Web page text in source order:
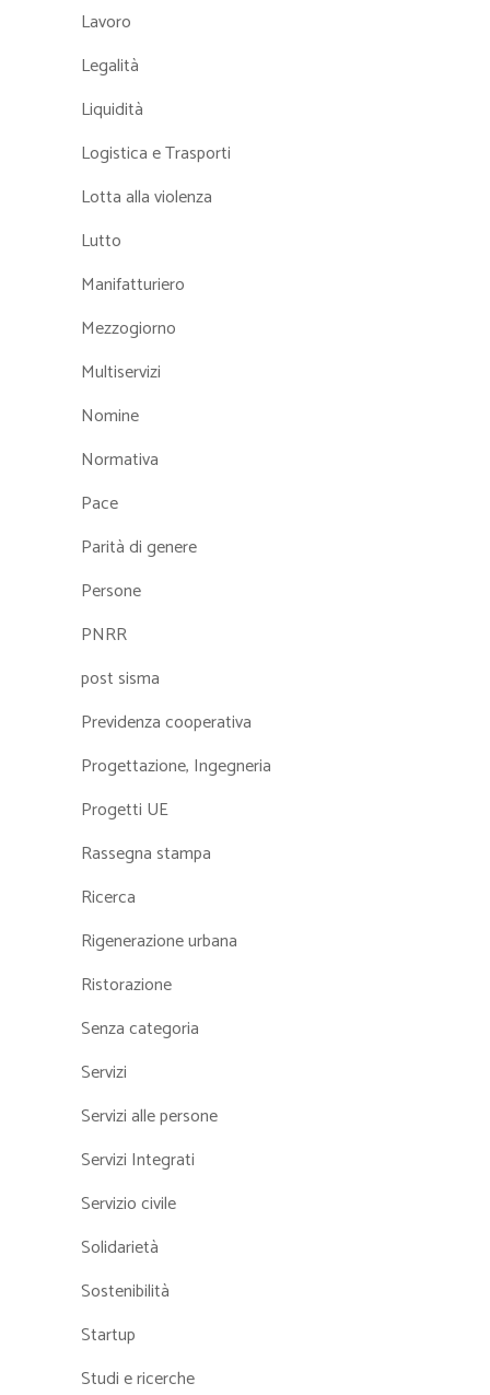
Lavoro
Legalità
Liquidità
Logistica e Trasporti
Lotta alla violenza
Lutto
Manifatturiero
Mezzogiorno
Multiservizi
Nomine
Normativa
Pace
Parità di genere
Persone
PNRR
post sisma
Previdenza cooperativa
Progettazione, Ingegneria
Progetti UE
Rassegna stampa
Ricerca
Rigenerazione urbana
Ristorazione
Senza categoria
Servizi
Servizi alle persone
Servizi Integrati
Servizio civile
Solidarietà
Sostenibilità
Startup
Studi e ricerche